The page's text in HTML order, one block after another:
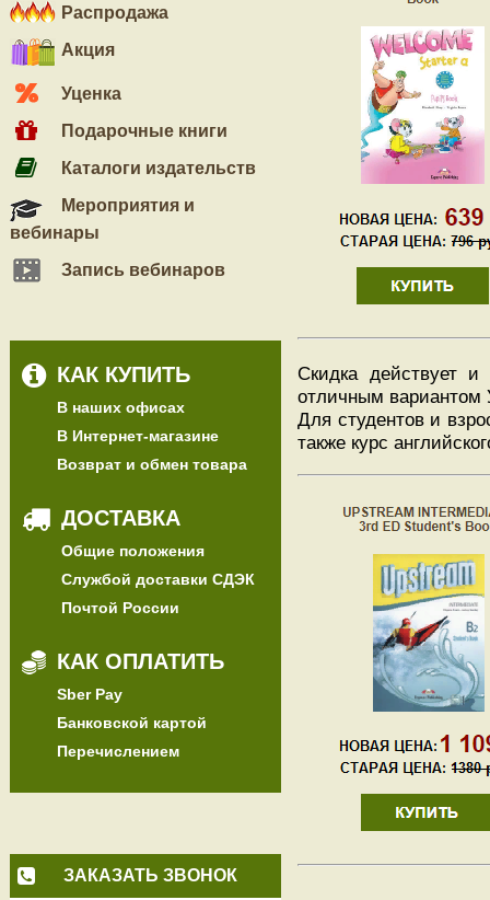
Распродажа
Акция
Уценка
Подарочные книги
Каталоги издательств
Мероприятия и
вебинары
Запись вебинаров
КАК КУПИТЬ
В наших офисах
В Интернет-магазине
Возврат и обмен товара
ДОСТАВКА
Общие положения
Службой доставки СДЭК
Почтой России
КАК ОПЛАТИТЬ
Sber Pay
Банковской картой
Перечислением
ЗАКАЗАТЬ ЗВОНОК
Скидка действует
отличным вариантом
Для студентов и
также курс